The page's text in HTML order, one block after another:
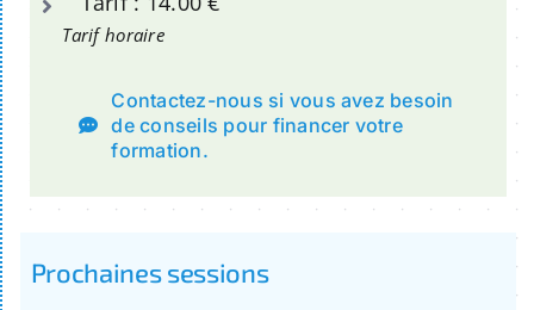
Tarif horaire
Contactez-nous si vous avez besoin
de conseils pour financer votre
formation.
Prochaines sessions